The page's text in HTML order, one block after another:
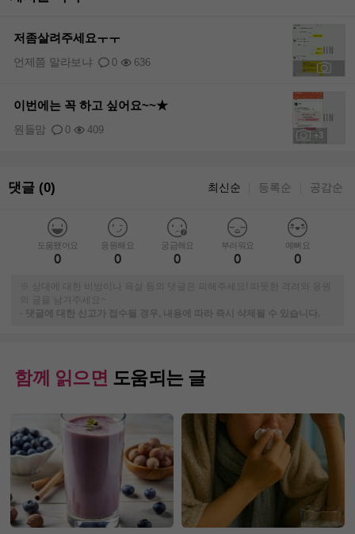
저좀살려주세요ㅜㅜ
0 636
언제쯤 말라보냐
+3
이번에는 꼭 하고 싶어요~~★
0 409
원들맘
댓글 (0) 최신순 등록순 공감순
도움됐어요
0
응원해요
0
궁금해요
0
부러워요
0
예뻐요
0
※ 상대에 대한 비방이나 욕설 등의 댓글은 피해주세요! 따뜻한 격려와 응원
의 글을 남겨주세요~
-
댓글에 대한 신고가 접수될 경우, 내용에 따라 즉시 삭제될 수 있습니다.
함께 읽으면 도움되는 글